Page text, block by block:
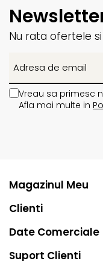
Nu rata ofertele
Vreau sa primesc
Afla mai multe in
Magazinul Meu
Clienti
Date Comerciale
Suport Clienti